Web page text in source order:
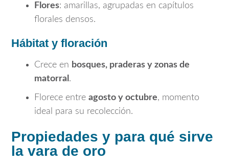
Flores: amarillas, agrupadas en capítulos
florales densos.
Hábitat y floración
Crece en bosques, praderas y zonas de
matorral .
Florece entre agosto y octubre, momento
ideal para su recolección.
Propiedades y para qué sirve
la vara de oro